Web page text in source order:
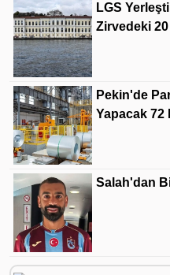
LGS
Zirvedeki
Pekin'de
Yapacak 72
Salah'dan